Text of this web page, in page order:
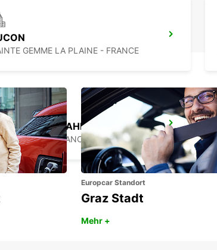
GEMME LA PLAINE - FRANCE
ROCHELLE BAHNHOF
ROCHELLE - FRANCE
Europcar Standort
Graz Stadt
Mehr +